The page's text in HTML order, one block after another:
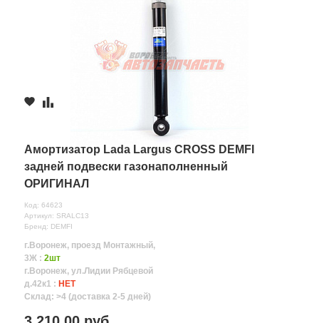
Амортизатор Lada Largus CROSS DEMFI
задней подвески газонаполненный
ОРИГИНАЛ
Код: 64623
Артикул: SRALC13
Бренд: DEMFI
г.Воронеж, проезд Монтажный,
3Ж : 2шт
г.Воронеж, ул.Лидии Рябцевой
д.42к1 : НЕТ
Склад: >4 (доставка 2-5 дней)